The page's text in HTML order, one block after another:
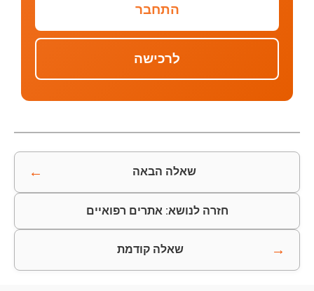
התחבר
לרכישה
שאלה הבאה ←
חזרה לנושא: אתרים רפואיים
→ שאלה קודמת